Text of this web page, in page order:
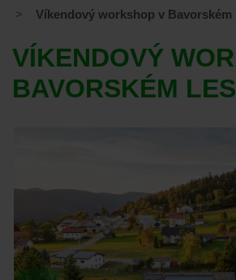
Víkendový workshop v Bavorském
VÍKENDOVÝ
BAVORSKÉM